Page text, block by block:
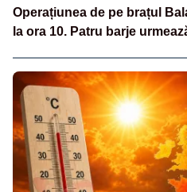
Operațiunea de pe brațul
la ora 10. Patru barje